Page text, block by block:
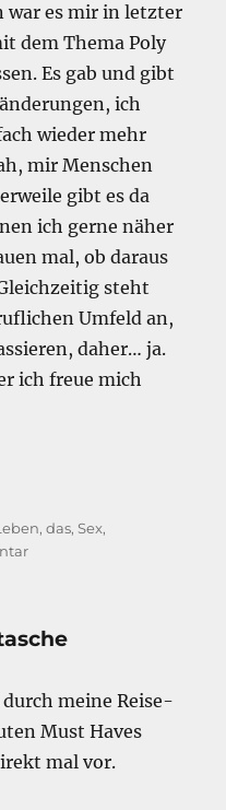
war es mir in letzter
dem Thema Poly
Es gab und gibt
ich
wieder mehr
mir Menschen
gibt es da
ich gerne näher
mal, ob daraus
steht
Umfeld an,
daher… ja.
ich freue mich
das,Sex,
zu
–
Polymeine Reise-
Must Haves
mal vor.